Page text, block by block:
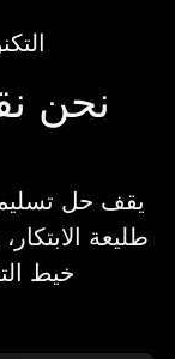
نحن
يقف حل تسليم
طليعة
خيط